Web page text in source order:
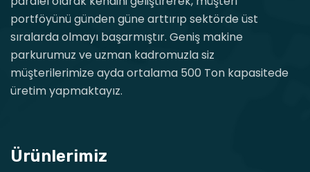
portföyünü günden güne arttırıp sektörde üst
sıralarda olmayı başarmıştır. Geniş makine
parkurumuz ve uzman kadromuzla siz
müşterilerimize ayda ortalama 500 Ton kapasitede
üretim yapmaktayız.
Ürünlerimiz